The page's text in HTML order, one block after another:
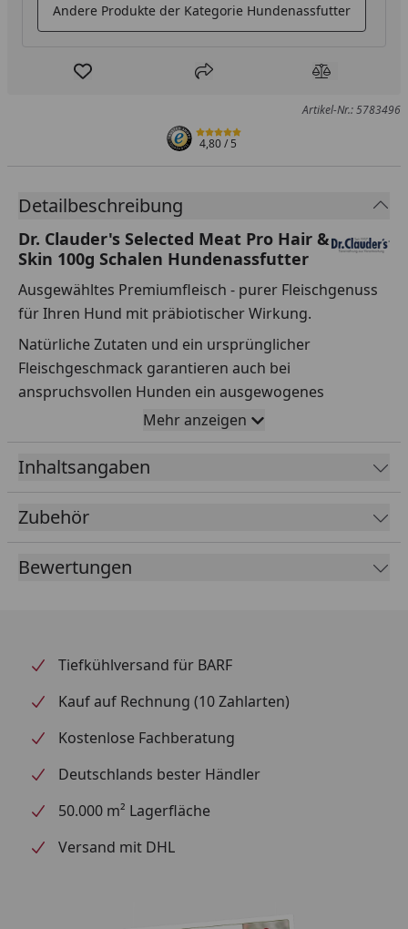
Andere Produkte der Kategorie Hundenassfutter
Produkt zur Wunschliste hinzufügen
Teilen Produkt
Artikel-Nr.: 5783496
4,80/ 5
Detailbeschreibung
Dr. Clauder's Selected Meat Pro Hair &
Skin 100g Schalen Hundenassfutter
Ausgewähltes Premiumfleisch - purer Fleischgenuss
für Ihren Hund mit präbiotischer Wirkung.
Natürliche Zutaten und ein ursprünglicher
Fleischgeschmack garantieren auch bei
anspruchsvollen Hunden ein ausgewogenes
Mit 300mg Omega-3-Fettsäuren (18% EPH u. 12%
DHA) aus dem eingesetzten Lachsöl. Omega-3-
Fettsäuren wirken sich positiv auf Haut und Fell und
die allgemeine Vitalität aus.
Fütterungsempfehlung
Stets frisches Wasser bereitstellen!
Mehr anzeigen
Inhaltsangaben
Zubehör
Bewertungen
Tiefkühlversand für BARF
Kauf auf Rechnung (10 Zahlarten)
Kostenlose Fachberatung
Deutschlands bester Händler
50.000 m² Lagerfläche
Versand mit DHL